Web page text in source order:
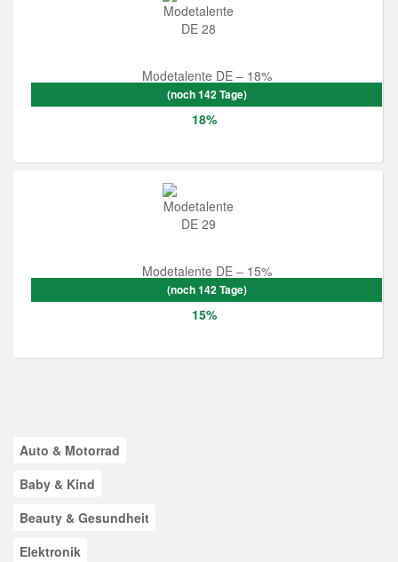
Modetalente DE – 18%
(noch 142 Tage)
18%
Modetalente DE – 15%
(noch 142 Tage)
15%
Auto & Motorrad
Baby & Kind
Beauty & Gesundheit
Elektronik